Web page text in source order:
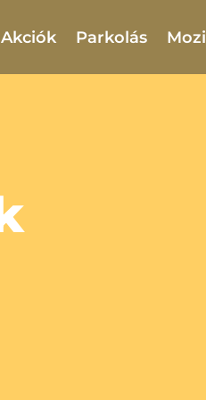
Akciók Parkolás Mozi